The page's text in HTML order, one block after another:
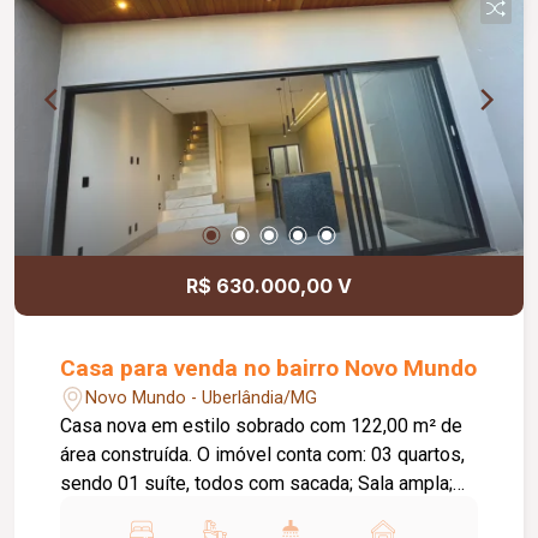
serviço coberta e separada, além de uma
espaçosa área externa, proporcionando
funcionalidade e conforto para colaboradores e
clientes. Com aproximadamente 291,00 m² de
área construída em um terreno de 476,00 m²,
este é o espaço ideal para quem busca
visibilidade, praticidade e excelente localização
para o seu negócio. Agende sua visita e conheça
o potencial deste imóvel para a sua empresa!
R$ 630.000,00 V
Casa para venda no bairro Novo Mundo
Novo Mundo - Uberlândia/MG
Casa nova em estilo sobrado com 122,00 m² de
área construída. O imóvel conta com: 03 quartos,
sendo 01 suíte, todos com sacada; Sala ampla;